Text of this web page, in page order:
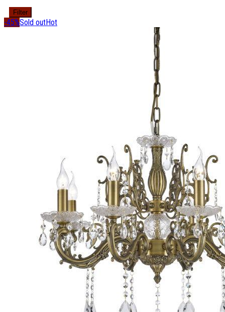
Filter
-45%Sold outHot